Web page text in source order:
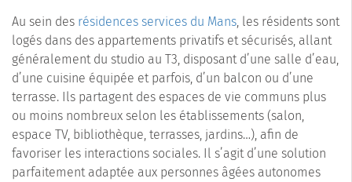
Au sein des résidences services du Mans, les résidents sont
logés dans des appartements privatifs et sécurisés, allant
généralement du studio au T3, disposant d’une salle d’eau,
d’une cuisine équipée et parfois, d’un balcon ou d’une
terrasse. Ils partagent des espaces de vie communs plus
ou moins nombreux selon les établissements (salon,
espace TV, bibliothèque, terrasses, jardins…), afin de
favoriser les interactions sociales. Il s’agit d’une solution
parfaitement adaptée aux personnes âgées autonomes